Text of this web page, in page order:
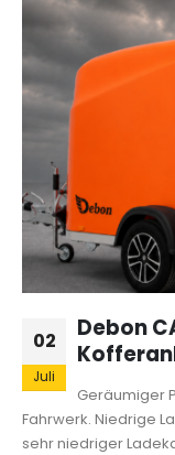
02
Juli
Debon
Geräumiger
Fahrwerk. Niedrige
sehr niedriger